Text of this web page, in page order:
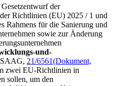
der
Richtlinien (EU) 2025 / 1 und
Rahmens für die Sanierung und
sowie zur Änderung
und-
21/6561(Dokument,
zwei EU-Richtlinien in
sollen, um den